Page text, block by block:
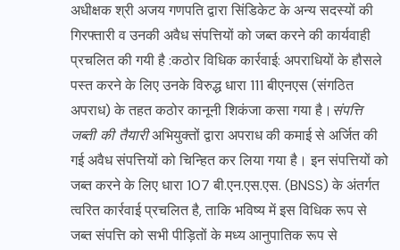
अधीक्षक श्री अजय गणपति द्वारा सिंडिकेट के अन्य सदस्यों की
गिरफ्तारी व उनकी अवैध संपत्तियों को जब्त करने की कार्यवाही
प्रचलित की गयी है :कठोर विधिक कार्रवाई: अपराधियों के हौसले
पस्त करने के लिए उनके विरुद्ध धारा 111 बीएनएस (संगठित
अपराध) के तहत कठोर कानूनी शिकंजा कसा गया है। संपत्ति
जब्ती की तैयारीअभियुक्तों द्वारा अपराध की कमाई से अर्जित की
गई अवैध संपत्तियों को चिन्हित कर लिया गया है। इन संपत्तियों को
जब्त करने के लिए धारा 107 बी.एन.एस.एस. (BNSS) के अंतर्गत
त्वरित कार्रवाई प्रचलित है, ताकि भविष्य में इस विधिक रूप से
जब्त संपत्ति को सभी पीड़ितों के मध्य आनुपातिक रूप से